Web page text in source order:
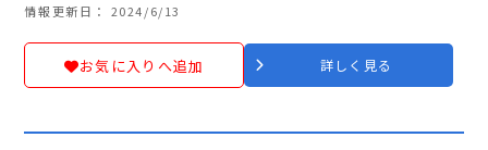
情報更新日： 2024/6/13
お気に入りへ追加 詳しく見る